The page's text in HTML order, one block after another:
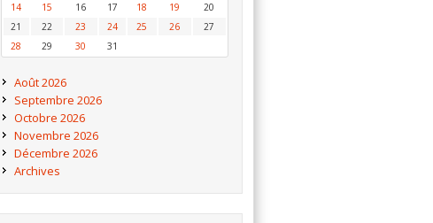
14
15 16 17 18 19
20
21
22 23 24 25 26
27
28
29 30 31
Août 2026
Septembre 2026
Octobre 2026
Novembre 2026
Décembre 2026
Archives